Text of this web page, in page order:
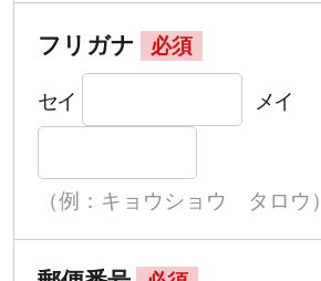
フリガナ 必須
セイ メイ
（例：キョウショウ タロウ）